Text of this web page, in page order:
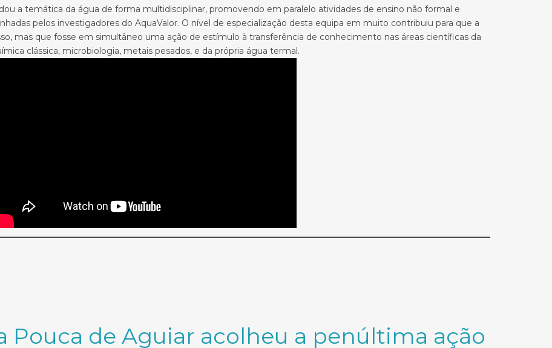
a temática da água de forma multidisciplinar, promovendo em paralelo atividades de ensino não formal e
pelos investigadores do AquaValor. O nível de especialização desta equipa em muito contribuiu para que a
mas que fosse em simultâneo uma ação de estímulo à transferência de conhecimento nas áreas científicas da
clássica, microbiologia, metais pesados, e da própria água termal.
Pouca de Aguiar acolheu a penúltima ação